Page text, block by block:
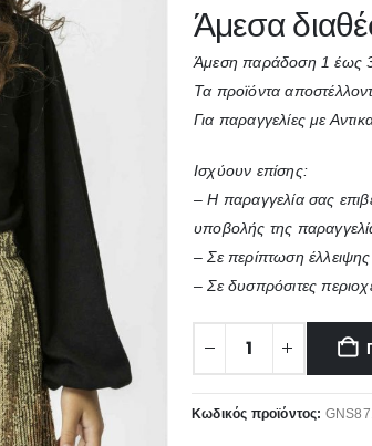
Άμεσα
Άμεση παράδοση 1 έως 3
Τα προϊόντα
Για παραγγελίες με
Ισχύουν επίσης:
– Η παραγγελία σας
υποβολής της
– Σε περίπτωση
– Σε δυσπρόσιτες
Κωδικός προϊόντος: